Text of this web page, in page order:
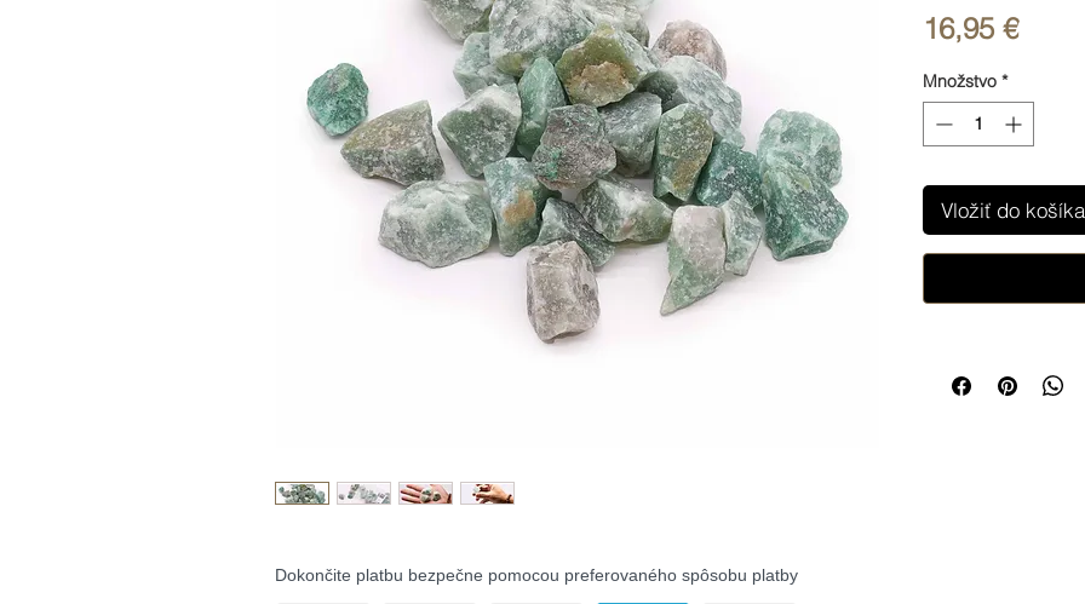
Dokončite platbu bezpečne pomocou preferovaného spôsobu platby
16,95 €Price
Množstvo *
Vložiť do košíka